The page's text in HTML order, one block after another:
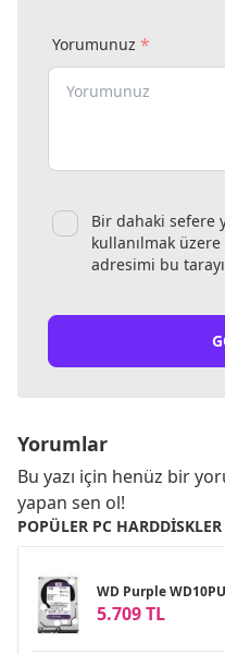
Yorumunuz *
Bir dahaki sefere
kullanılmak
adresimi bu
Yorumlar
Bu yazı için henüz bir
yapan sen ol!
POPÜLER PC HARDDISKLER
WD Purple
5.709 TL